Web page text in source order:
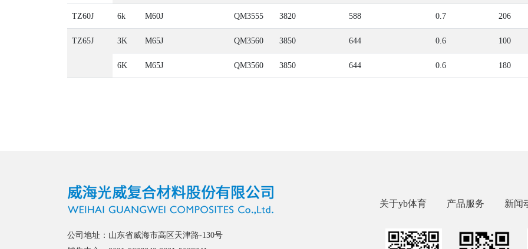
TZ60J 6k M60J QM3555 3820 588 0.7 206
TZ65J 3K M65J QM3560 3850 644 0.6 100
6K M65J QM3560 3850 644 0.6 180
公司地址：山东省威海市高区天津路-130号
关于yb体育 产品服务 新闻